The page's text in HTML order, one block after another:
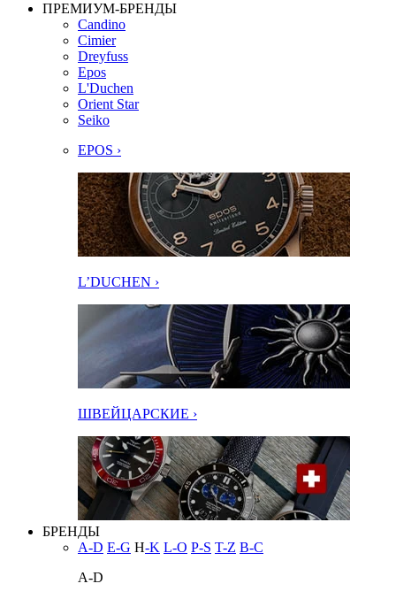
ПРЕМИУМ-БРЕНДЫ
Candino
Cimier
Dreyfuss
Epos
L'Duchen
Orient Star
Seiko
EPOS ›
L’DUCHEN ›
ШВЕЙЦАРСКИЕ ›
БРЕНДЫ
A-D E-G H-K L-O P-S T-Z В-С
A-D